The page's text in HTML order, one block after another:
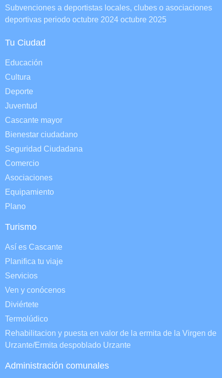
Subvenciones a deportistas locales, clubes o asociaciones
deportivas periodo octubre 2024 octubre 2025
Tu Ciudad
Educación
Cultura
Deporte
Juventud
Cascante mayor
Bienestar ciudadano
Seguridad Ciudadana
Comercio
Asociaciones
Equipamiento
Plano
Turismo
Así es Cascante
Planifica tu viaje
Servicios
Ven y conócenos
Diviértete
Termolúdico
Rehabilitacion y puesta en valor de la ermita de la Virgen de
Urzante/Ermita despoblado Urzante
Administración comunales